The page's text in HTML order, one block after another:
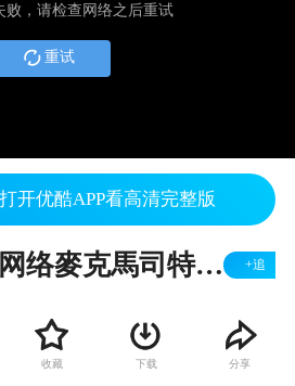
败，请检查网络之后重试
重试
开优酷APP看高清完整版
2020天柱国际网络麥克馬司特暑期密集型菁英班开幕仪式 +追
收藏 下载 分享